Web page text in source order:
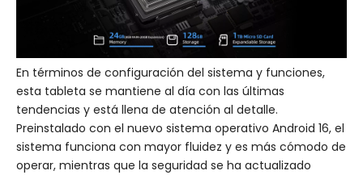
En términos de configuración del sistema y funciones,
esta tableta se mantiene al día con las últimas
tendencias y está llena de atención al detalle.
Preinstalado con el nuevo sistema operativo Android 16, el
sistema funciona con mayor fluidez y es más cómodo de
operar, mientras que la seguridad se ha actualizado